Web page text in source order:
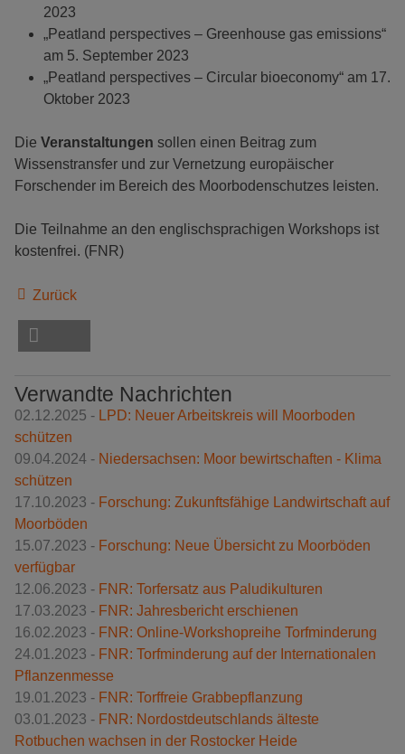
2023
„Peatland perspectives – Greenhouse gas emissions“
am 5. September 2023
„Peatland perspectives – Circular bioeconomy“ am 17.
Oktober 2023
Die Veranstaltungen sollen einen Beitrag zum
Wissenstransfer und zur Vernetzung europäischer
Forschender im Bereich des Moorbodenschutzes leisten.
Die Teilnahme an den englischsprachigen Workshops ist
kostenfrei. (FNR)
Zurück
Verwandte Nachrichten
02.12.2025 - LPD: Neuer Arbeitskreis will Moorboden
schützen
09.04.2024 - Niedersachsen: Moor bewirtschaften - Klima
schützen
17.10.2023 - Forschung: Zukunftsfähige Landwirtschaft auf
Moorböden
15.07.2023 - Forschung: Neue Übersicht zu Moorböden
verfügbar
12.06.2023 - FNR: Torfersatz aus Paludikulturen
17.03.2023 - FNR: Jahresbericht erschienen
16.02.2023 - FNR: Online-Workshopreihe Torfminderung
24.01.2023 - FNR: Torfminderung auf der Internationalen
Pflanzenmesse
19.01.2023 - FNR: Torffreie Grabbepflanzung
03.01.2023 - FNR: Nordostdeutschlands älteste
Rotbuchen wachsen in der Rostocker Heide